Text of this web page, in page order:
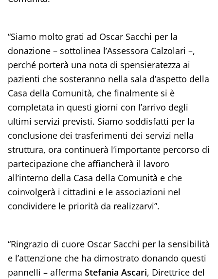
“Siamo molto grati ad Oscar Sacchi per la
donazione – sottolinea l’Assessora Calzolari –,
perché porterà una nota di spensieratezza ai
pazienti che sosteranno nella sala d’aspetto della
Casa della Comunità, che finalmente si è
completata in questi giorni con l’arrivo degli
ultimi servizi previsti. Siamo soddisfatti per la
conclusione dei trasferimenti dei servizi nella
struttura, ora continuerà l’importante percorso di
partecipazione che affiancherà il lavoro
all’interno della Casa della Comunità e che
coinvolgerà i cittadini e le associazioni nel
condividere le priorità da realizzarvi”.
“Ringrazio di cuore Oscar Sacchi per la sensibilità
e l’attenzione che ha dimostrato donando questi
pannelli – afferma Stefania Ascari, Direttrice del